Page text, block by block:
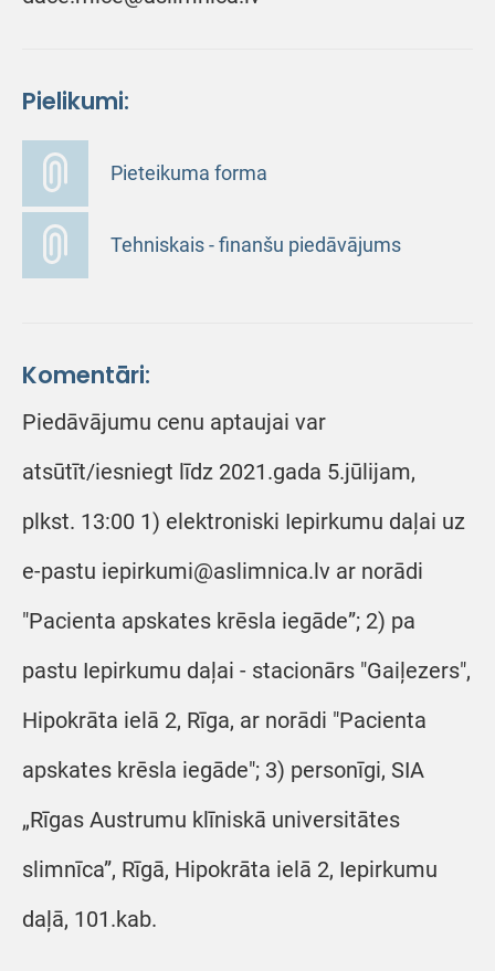
Pielikumi:
Pieteikuma forma
Tehniskais - finanšu piedāvājums
Komentāri:
Piedāvājumu cenu aptaujai var
atsūtīt/iesniegt līdz 2021.gada 5.jūlijam,
plkst. 13:00 1) elektroniski Iepirkumu daļai uz
e-pastu iepirkumi@aslimnica.lv ar norādi
"Pacienta apskates krēsla iegāde”; 2) pa
pastu Iepirkumu daļai - stacionārs "Gaiļezers",
Hipokrāta ielā 2, Rīga, ar norādi "Pacienta
apskates krēsla iegāde"; 3) personīgi, SIA
„Rīgas Austrumu klīniskā universitātes
slimnīca”, Rīgā, Hipokrāta ielā 2, Iepirkumu
daļā, 101.kab.